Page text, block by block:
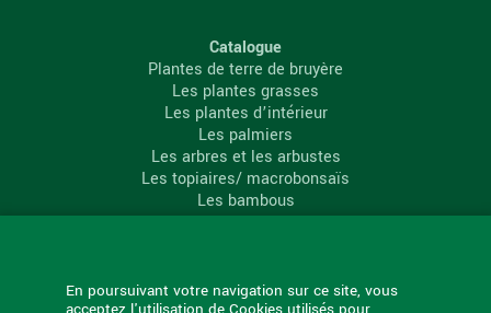
En poursuivant votre navigation sur ce site, vous
Catalogue
Plantes de terre de bruyère
Les plantes grasses
Les plantes d’intérieur
Les palmiers
Les arbres et les arbustes
Les topiaires/ macrobonsaïs
Les bambous
Les conifères
La Palmeraie